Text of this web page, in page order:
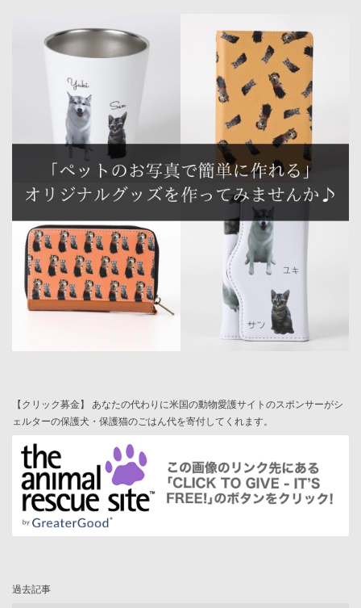
【クリック募金】 あなたの代わりに米国の動物愛護サイトのスポンサーがシ
ェルターの保護犬・保護猫のごはん代を寄付してくれます。
過去記事